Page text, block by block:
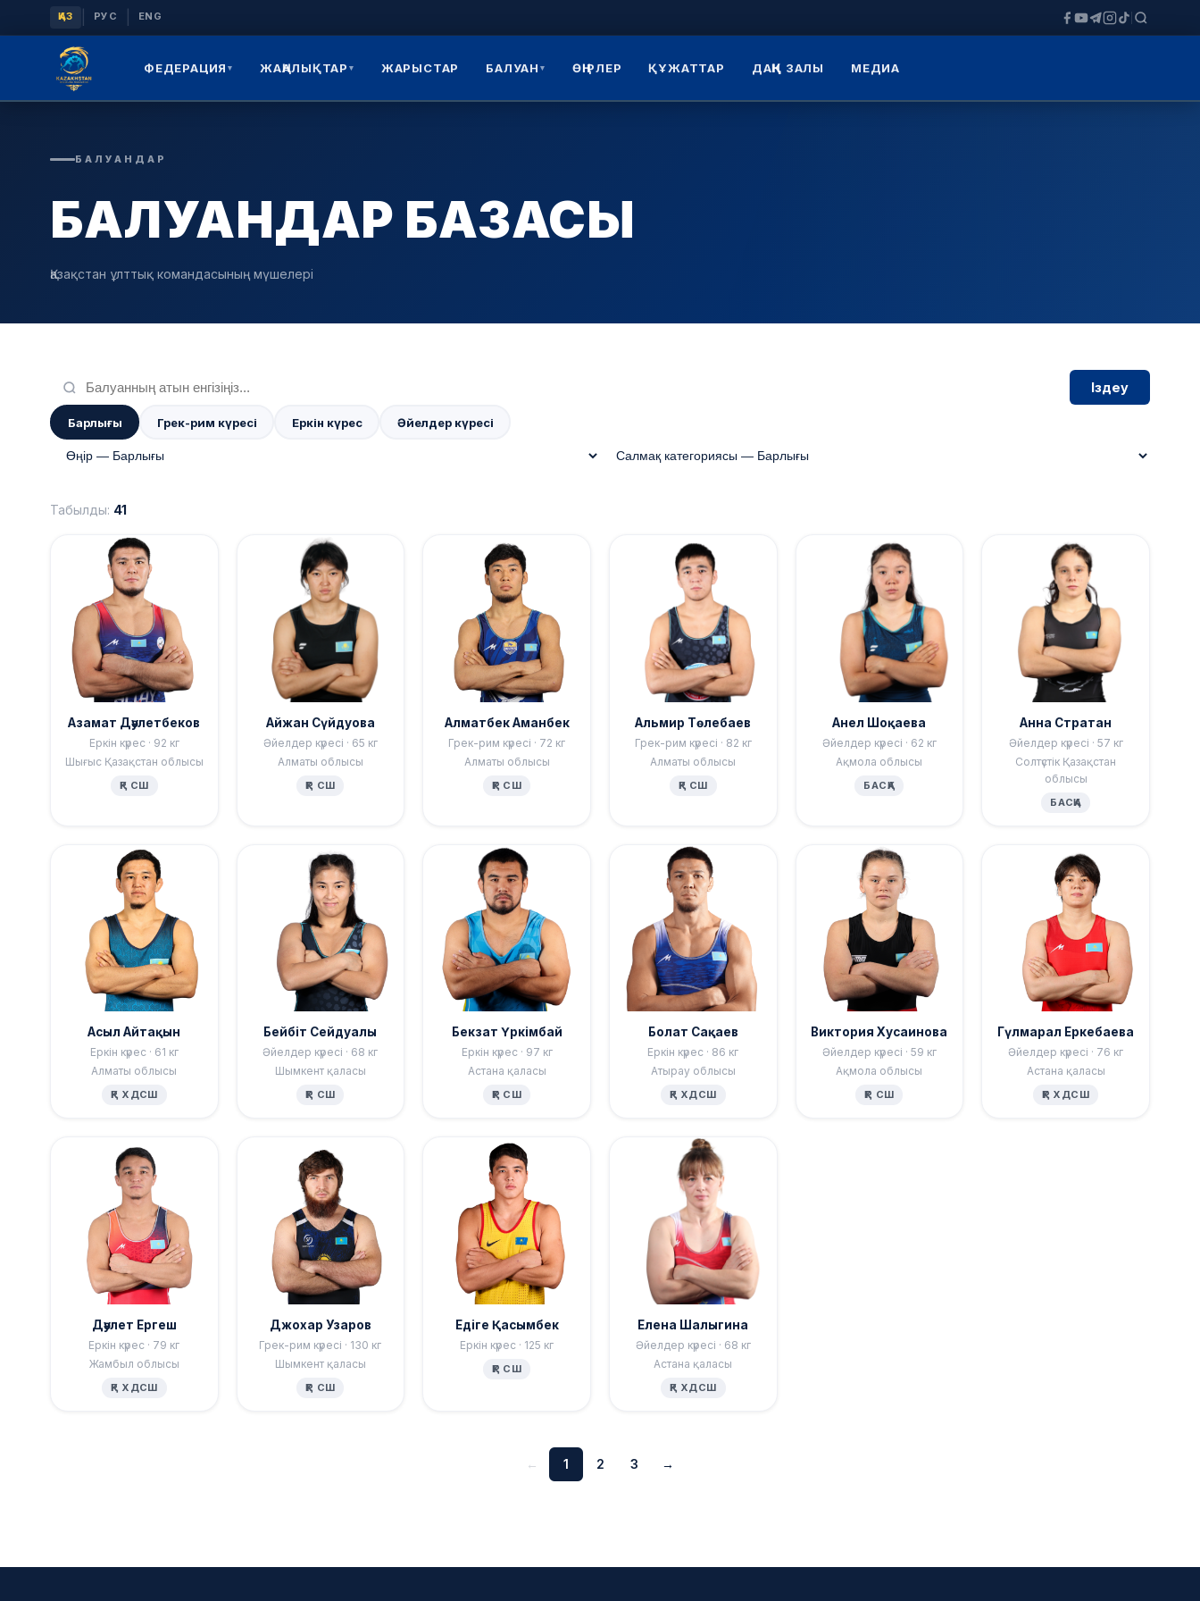
ҚАЗ РУС ENG
ФЕДЕРАЦИЯ ▾ ЖАҢАЛЫҚТАР ▾ ЖАРЫСТАР БАЛУАН ▾ ӨҢІРЛЕР ҚҰЖАТТАР ДАҢҚ ЗАЛЫ МЕДИА
БАЛУАНДАР
БАЛУАНДАР БАЗАСЫ
Қазақстан ұлттық командасының мүшелері
Іздеу
Барлығы Грек-рим күресі Еркін күрес Әйелдер күресі
Табылды: 41
Азамат Дәулетбеков
Еркін күрес · 92 кг
Шығыс Қазақстан облысы
ҚР СШ
Айжан Сүйдуова
Әйелдер күресі · 65 кг
Алматы облысы
ҚР СШ
Алматбек Аманбек
Грек-рим күресі · 72 кг
Алматы облысы
ҚР СШ
Альмир Төлебаев
Грек-рим күресі · 82 кг
Алматы облысы
ҚР СШ
Анел Шоқаева
Әйелдер күресі · 62 кг
Ақмола облысы
БАСҚА
Анна Стратан
Әйелдер күресі · 57 кг
Солтүстік Қазақстан
облысы
БАСҚА
Асыл Айтақын
Еркін күрес · 61 кг
Алматы облысы
ҚР ХДСШ
Бейбіт Сейдуалы
Әйелдер күресі · 68 кг
Шымкент қаласы
ҚР СШ
Бекзат Үркімбай
Еркін күрес · 97 кг
Астана қаласы
ҚР СШ
Болат Сақаев
Еркін күрес · 86 кг
Атырау облысы
ҚР ХДСШ
Виктория Хусаинова
Әйелдер күресі · 59 кг
Ақмола облысы
ҚР СШ
Гүлмарал Еркебаева
Әйелдер күресі · 76 кг
Астана қаласы
ҚР ХДСШ
Дәулет Ергеш
Еркін күрес · 79 кг
Жамбыл облысы
ҚР ХДСШ
Джохар Узаров
Грек-рим күресі · 130 кг
Шымкент қаласы
ҚР СШ
Едіге Қасымбек
Еркін күрес · 125 кг
ҚР СШ
Елена Шалыгина
Әйелдер күресі · 68 кг
Астана қаласы
ҚР ХДСШ
← 1 2 3 →